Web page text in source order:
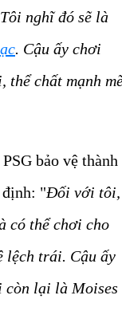
nghĩ đó sẽ là
. Cậu ấy chơi
thể chất mạnh
bảo vệ thành
định: "Đối với tôi,
có thể chơi cho
lệch trái. Cậu ấy
còn lại là Moises